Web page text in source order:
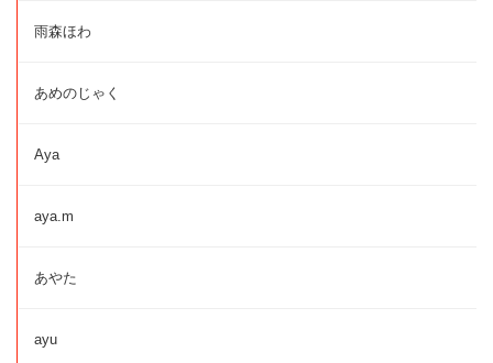
雨森ほわ
あめのじゃく
Aya
aya.m
あやた
ayu